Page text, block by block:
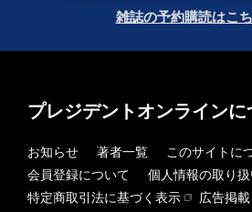
雑誌の予約購読はこ
プレジデントオンラインに
お知らせ 著者一覧
このサイトに
会員登録について
個人情報の取り
特定商取引法に基づく表示
広告掲載